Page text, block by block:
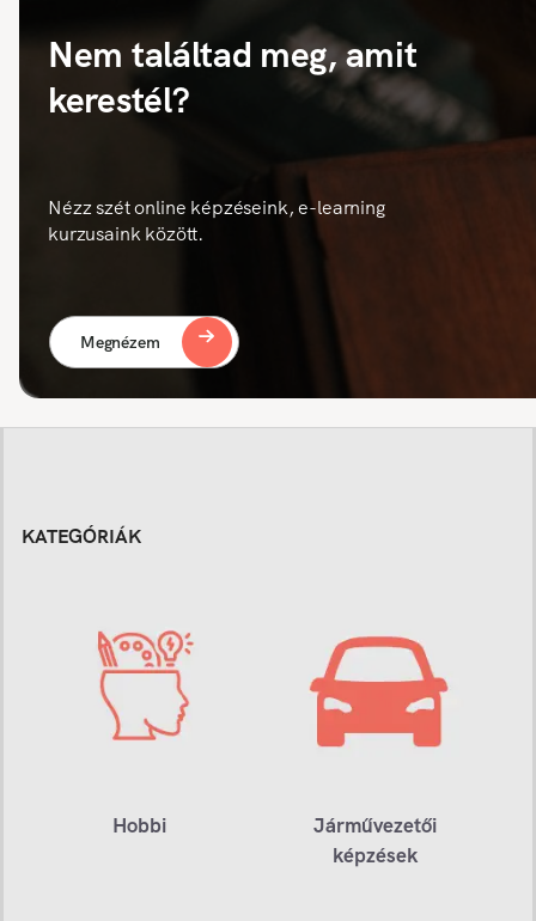
Nem találtad meg, amit
kerestél?
Nézz szét online képzéseink, e-learning
kurzusaink között.
Megnézem
KATEGÓRIÁK
Hobbi
Járművezetői
képzések